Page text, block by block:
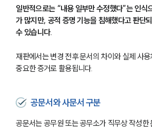
일반적으로는 “내용 일부만 수정했다”는 인식
가 많지만, 공적 증명 기능을 침해했다고 판단
수 있습니다.
재판에서는 변경 전후 문서의 차이와 실제 사용
중요한 증거로 활용됩니다.
공문서와 사문서 구분
공문서는 공무원 또는 공무소가 직무상 작성한